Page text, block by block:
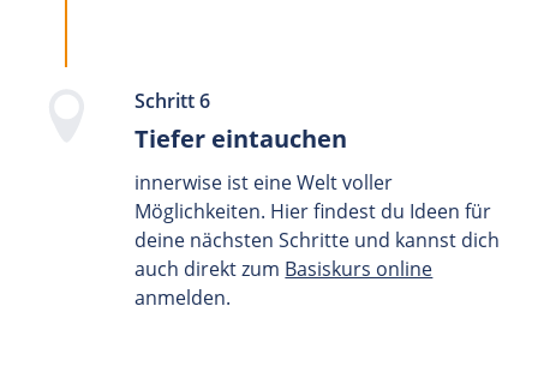
Schritt 6
Tiefer eintauchen
innerwise ist eine Welt voller
Möglichkeiten. Hier findest du Ideen für
deine nächsten Schritte und kannst dich
auch direkt zum Basiskurs online
anmelden.